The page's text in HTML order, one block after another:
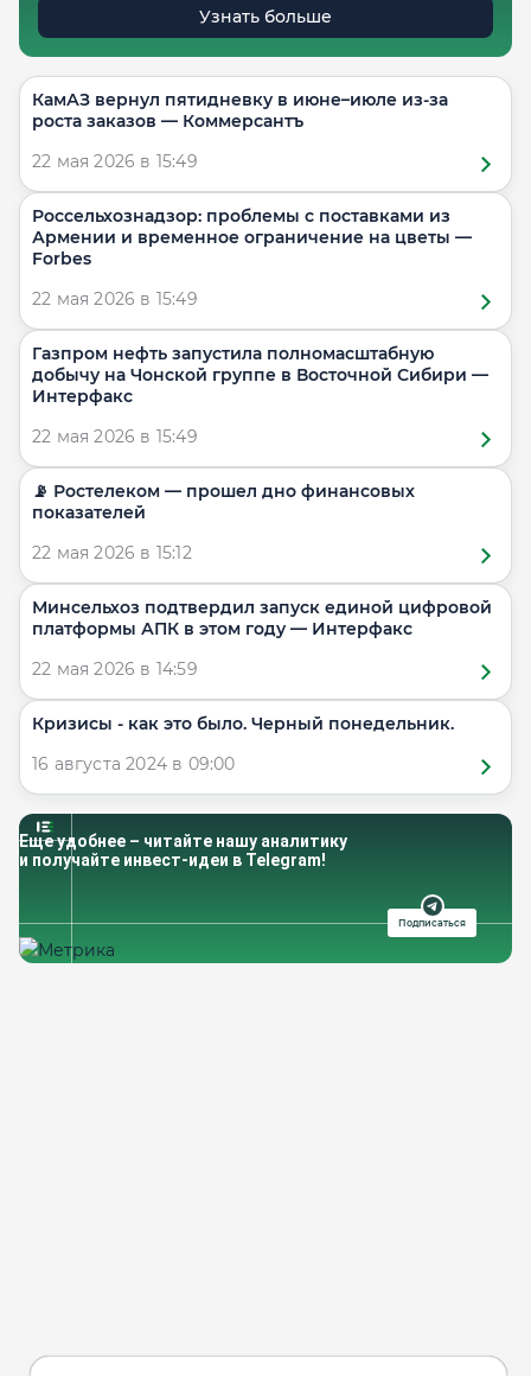
Узнать больше
КамАЗ вернул пятидневку в июне–июле из-за
роста заказов — Коммерсантъ
22 мая 2026 в 15:49
Россельхознадзор: проблемы с поставками из
Армении и временное ограничение на цветы —
Forbes
22 мая 2026 в 15:49
Газпром нефть запустила полномасштабную
добычу на Чонской группе в Восточной Сибири —
Интерфакс
22 мая 2026 в 15:49
📡 Ростелеком — прошел дно финансовых
показателей
22 мая 2026 в 15:12
Минсельхоз подтвердил запуск единой цифровой
платформы АПК в этом году — Интерфакс
22 мая 2026 в 14:59
Кризисы - как это было. Черный понедельник.
16 августа 2024 в 09:00
Еще удобнее – читайте нашу аналитику
и получайте инвест-идеи в Telegram!
Подписаться